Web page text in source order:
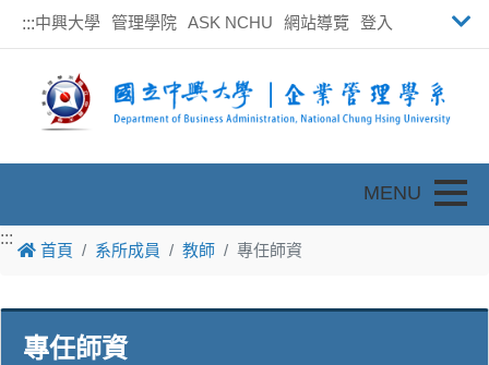
:::中興大學 管理學院 ASK NCHU 網站導覽 登入
:::
首頁 系所成員 教師 專任師資
專任師資